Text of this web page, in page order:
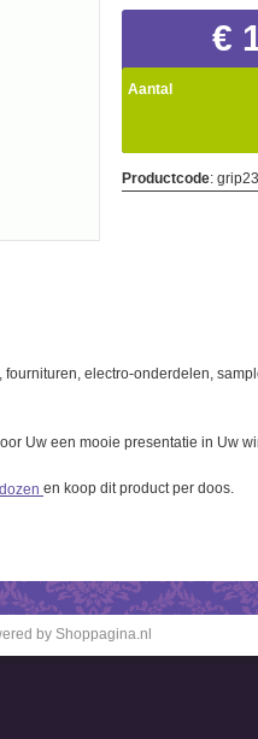
€
Aantal
Productcode:
electro-onderdelen,
Uw een mooie presentatie in Uw
dozen en koop dit product per doos.
by Shoppagina.nl